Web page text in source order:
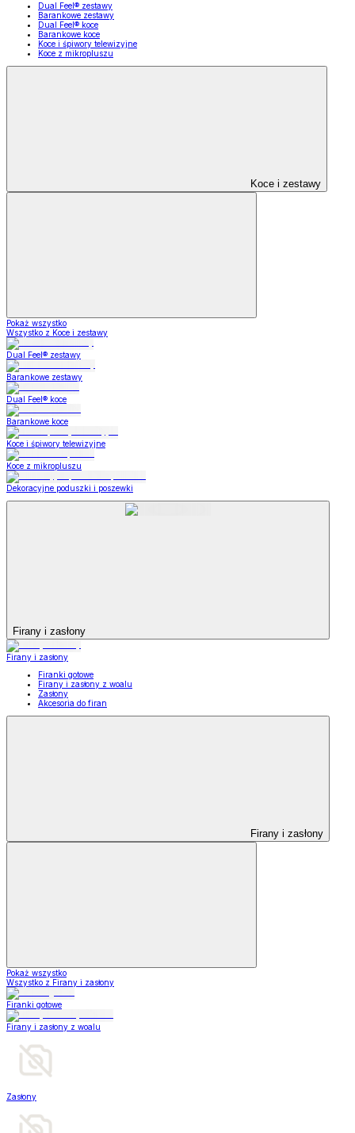
Dual Feel® zestawy
Barankowe zestawy
Dual Feel® koce
Barankowe koce
Koce i śpiwory telewizyjne
Koce z mikropluszu
Koce i zestawy
Pokaż wszystko
Wszystko z Koce i zestawy
Dual Feel® zestawy
Barankowe zestawy
Dual Feel® koce
Barankowe koce
Koce i śpiwory telewizyjne
Koce z mikropluszu
Dekoracyjne poduszki i poszewki
Firany i zasłony
Firany i zasłony
Firanki gotowe
Firany i zasłony z woalu
Zasłony
Akcesoria do firan
Firany i zasłony
Pokaż wszystko
Wszystko z Firany i zasłony
Firanki gotowe
Firany i zasłony z woalu
Zasłony